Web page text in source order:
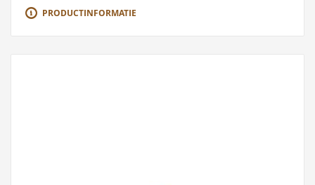
PRODUCTINFORMATIE